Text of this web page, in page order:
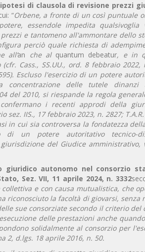
di clausola di revisione prezzi
“Orbene, a fronte di un così puntuale
essendole impedita qualsivoglia
e tantomeno all'ammontare dello
perciò quale richiesta di
all’an che al quantum debeatur, e in
Cass., SS.UU., ord. 8 febbraio 2022,
Escluso l'esercizio di un potere
concentrazione delle tutele dinanzi
del 2010, si riespande la regola
i recenti approdi della
sez. IIS., 17 febbraio 2023, n. 2827;
in cui sia controversa la fondatezza
un potere autoritativo tecnico-
del Giudice amministrativo,
autonomo nel consorzio
Sez. VII, 11 aprile 2024, n. 3332
e con causa mutualistica, che
riconosciuto la facoltà di giovarsi, senza
sue consorziate secondo il criterio del
delle prestazioni anche
solidalmente al consorzio per
2, d.lgs. 18 aprile 2016, n. 50.